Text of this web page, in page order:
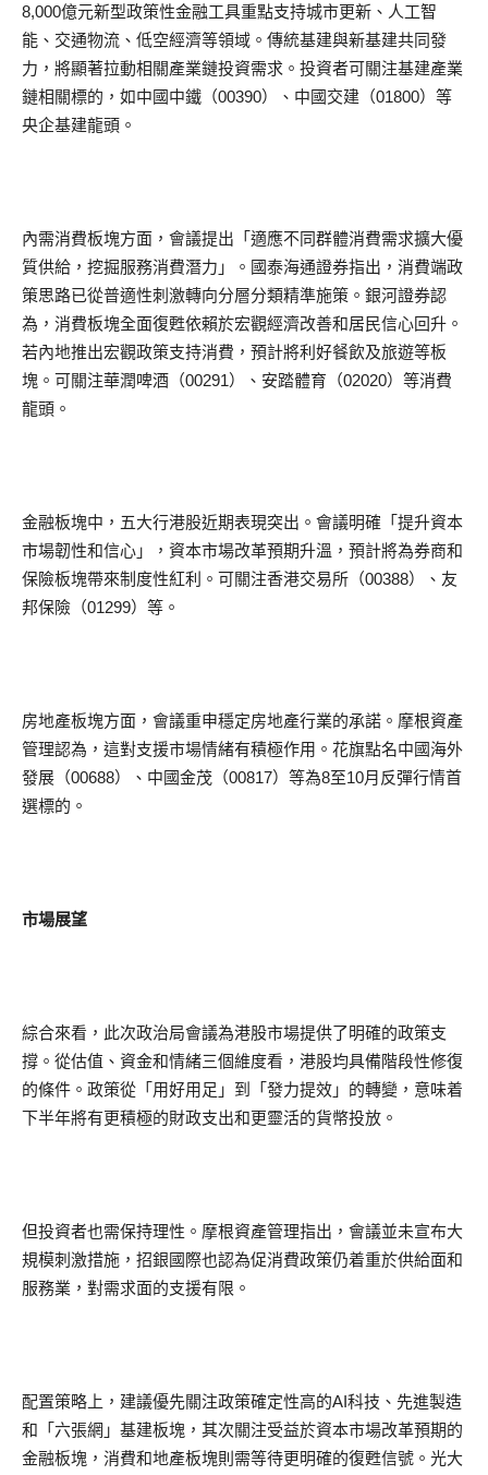
8,000億元新型政策性金融工具重點支持城市更新、人工智
能、交通物流、低空經濟等領域。傳統基建與新基建共同發
力，將顯著拉動相關產業鏈投資需求。投資者可關注基建產業
鏈相關標的，如中國中鐵（00390）、中國交建（01800）等
央企基建龍頭。
內需消費板塊方面，會議提出「適應不同群體消費需求擴大優
質供給，挖掘服務消費潛力」。國泰海通證券指出，消費端政
策思路已從普適性刺激轉向分層分類精準施策。銀河證券認
為，消費板塊全面復甦依賴於宏觀經濟改善和居民信心回升。
若內地推出宏觀政策支持消費，預計將利好餐飲及旅遊等板
塊。可關注華潤啤酒（00291）、安踏體育（02020）等消費
龍頭。
金融板塊中，五大行港股近期表現突出。會議明確「提升資本
市場韌性和信心」，資本市場改革預期升溫，預計將為券商和
保險板塊帶來制度性紅利。可關注香港交易所（00388）、友
邦保險（01299）等。
房地產板塊方面，會議重申穩定房地產行業的承諾。摩根資產
管理認為，這對支援市場情緒有積極作用。花旗點名中國海外
發展（00688）、中國金茂（00817）等為8至10月反彈行情首
選標的。
市場展望
綜合來看，此次政治局會議為港股市場提供了明確的政策支
撐。從估值、資金和情緒三個維度看，港股均具備階段性修復
的條件。政策從「用好用足」到「發力提效」的轉變，意味着
下半年將有更積極的財政支出和更靈活的貨幣投放。
但投資者也需保持理性。摩根資產管理指出，會議並未宣布大
規模刺激措施，招銀國際也認為促消費政策仍着重於供給面和
服務業，對需求面的支援有限。
配置策略上，建議優先關注政策確定性高的AI科技、先進製造
和「六張網」基建板塊，其次關注受益於資本市場改革預期的
金融板塊，消費和地產板塊則需等待更明確的復甦信號。光大